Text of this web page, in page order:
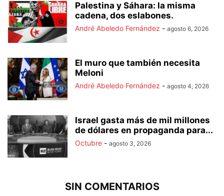
Palestina y Sáhara: la misma
cadena, dos eslabones.
André Abeledo Fernández - agosto 6, 2026
El muro que también necesita
Meloni
André Abeledo Fernández - agosto 4, 2026
Israel gasta más de mil millones
de dólares en propaganda para...
Octubre - agosto 3, 2026
SIN COMENTARIOS